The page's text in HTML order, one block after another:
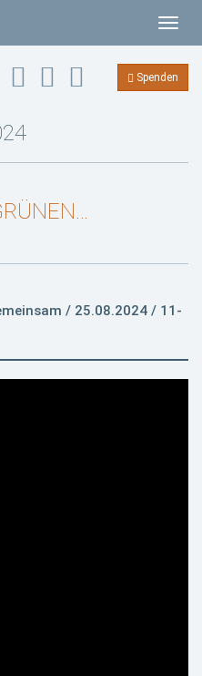
T
o
g
g
n
Spenden
/ 25.08.2024 / 11-